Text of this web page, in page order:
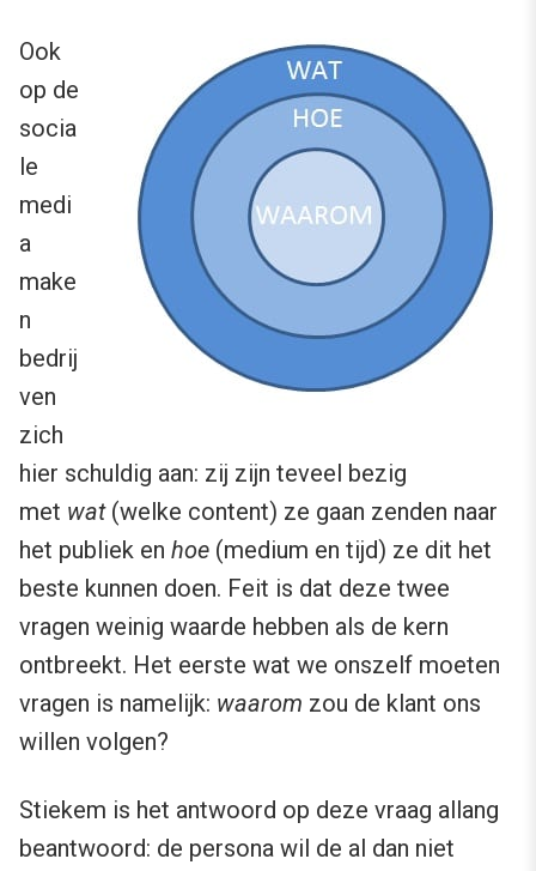
Ook
op de
socia
le
medi
a
make
n
bedrij
ven
zich
hier schuldig aan: zij zijn teveel bezig
met wat(welke content) ze gaan zenden naar
het publiek en hoe (medium en tijd) ze dit het
beste kunnen doen. Feit is dat deze twee
vragen weinig waarde hebben als de kern
ontbreekt. Het eerste wat we onszelf moeten
vragen is namelijk: waarom zou de klant ons
willen volgen?
Stiekem is het antwoord op deze vraag allang
beantwoord: de persona wil de al dan niet